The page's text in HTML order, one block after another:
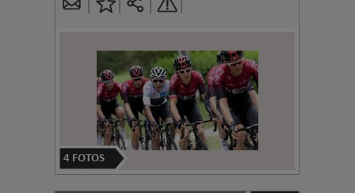
4 FOTOS